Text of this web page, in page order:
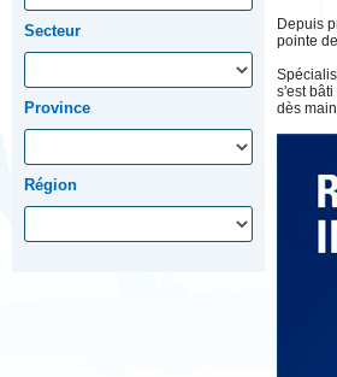
Secteur
Province
Région
Depuis
pointe
s'est
dès